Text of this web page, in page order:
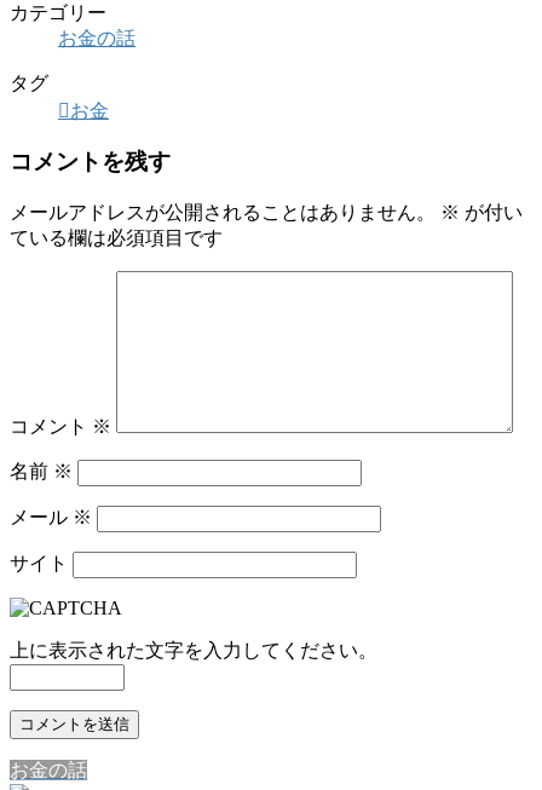
カテゴリー
お金の話
タグ
お金
コメントを残す
メールアドレスが公開されることはありません。 ※ が付い
ている欄は必須項目です
コメント ※
名前 ※
メール ※
サイト
上に表示された文字を入力してください。
お金の話